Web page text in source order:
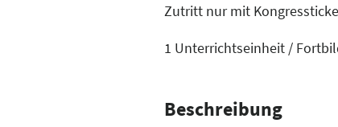
Zutritt nur mit
1 Unterrichtseinheit /
Beschreibung